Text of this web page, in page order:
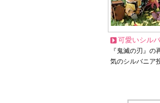
可愛いシル
『鬼滅の刃』の
気のシルバニア